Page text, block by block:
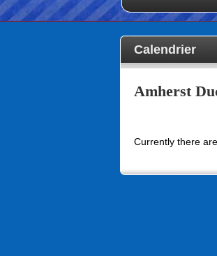
Calendrier
Amherst
Currently there